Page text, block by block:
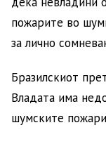
пожарите во
за лично
Бразилскиот
Владата има
шумските